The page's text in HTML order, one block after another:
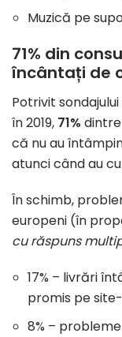
Muzică pe
71% din
încântați de
Potrivit
în 2019, 71%
că nu au
atunci când au
În schimb,
europeni (în
cu răspuns
17% – livrări
promis pe
8% –